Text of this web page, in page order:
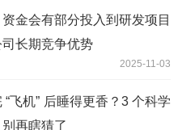
金会有部分投入到研发项目
司长期竞争优势
2025-11-03
“飞机” 后睡得更香？3 个科学
再瞎猜了